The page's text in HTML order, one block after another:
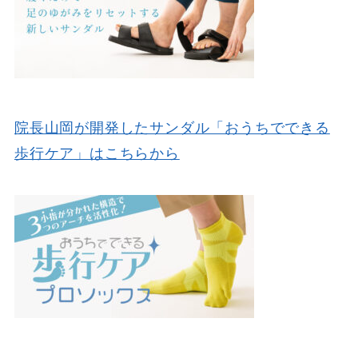
院長山岡が開発したサンダル「おうちでできる
歩行ケア」はこちらから